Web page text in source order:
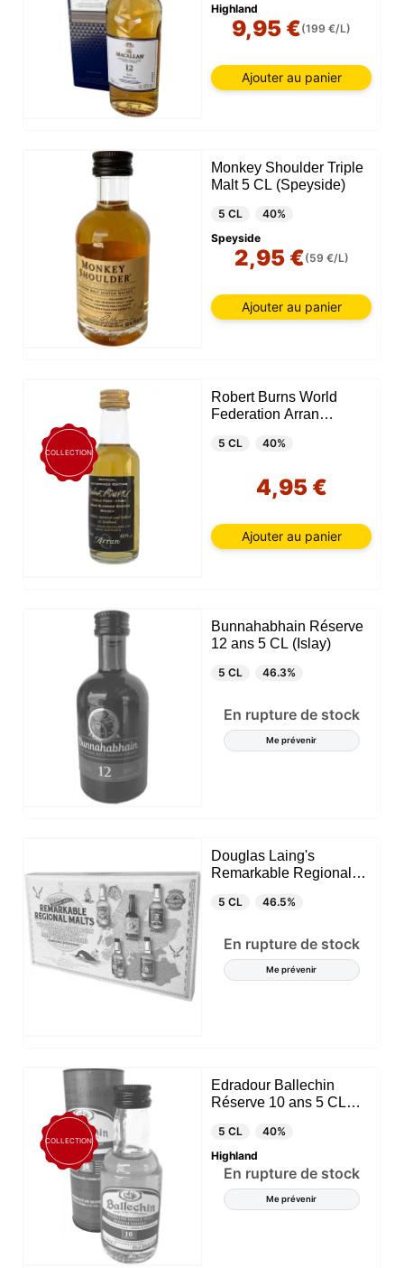
Highland
9,95 €(199 €/L)
Ajouter au panier
Monkey Shoulder Triple
Malt 5 CL (Speyside)
5 CL
40%
Speyside
2,95 €(59 €/L)
Ajouter au panier
COLLECTION
Robert Burns World
Federation Arran
5 CL 40%
4,95 €
Ajouter au panier
Bunnahabhain Réserve
12 ans 5 CL (Islay)
5 CL 46.3%
En rupture de stock
Me prévenir
Douglas Laing's
Remarkable Regional
5 CL 46.5%
En rupture de stock
Me prévenir
COLLECTION
Edradour Ballechin
Réserve 10 ans 5 CL
5 CL
40%
Highland
En rupture de stock
Me prévenir